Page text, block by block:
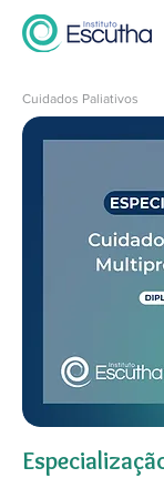
Cuidados Paliativos